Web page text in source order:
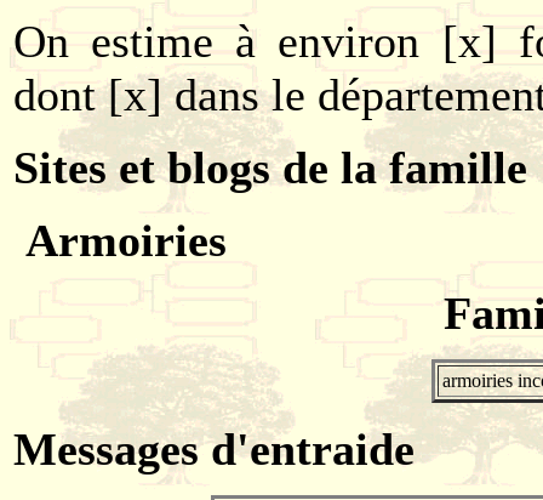
On estime à environ [x]
dont [x] dans le
Sites et blogs de la famille
Armoiries
armoiries
Messages d'entraide